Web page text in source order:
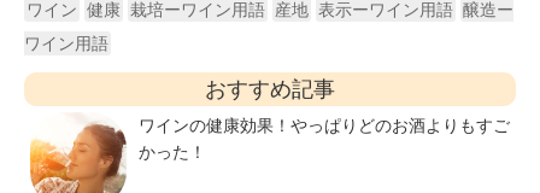
ワイン 健康 栽培ーワイン用語 産地 表示ーワイン用語 醸造ー
ワイン用語
おすすめ記事
ワインの健康効果！やっぱりどのお酒よりもすご
かった！